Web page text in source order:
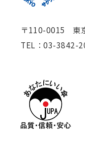
〒110-0015 東
TEL：03-3842-